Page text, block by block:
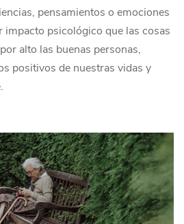
pensamientos o emociones
impacto psicológico que las cosas
alto las buenas personas,
positivos de nuestras vidas y